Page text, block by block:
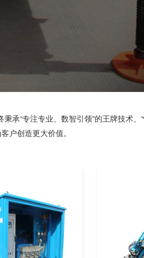
承“专注专业、数智引领”的王牌技术、
户创造更大价值。